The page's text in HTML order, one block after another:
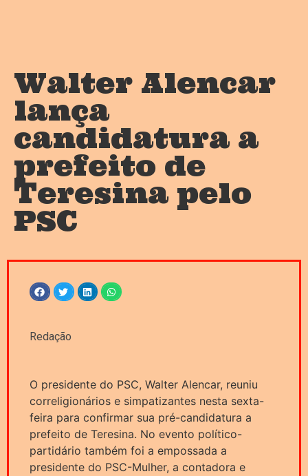
Walter Alencar
lança
candidatura a
prefeito de
Teresina pelo
PSC
Redação
O presidente do PSC, Walter Alencar, reuniu
correligionários e simpatizantes nesta sexta-
feira para confirmar sua pré-candidatura a
prefeito de Teresina. No evento político-
partidário também foi a empossada a
presidente do PSC-Mulher, a contadora e